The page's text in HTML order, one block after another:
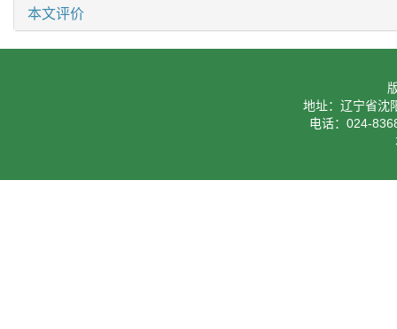
本文评价
地址：辽宁省沈
电话：024-